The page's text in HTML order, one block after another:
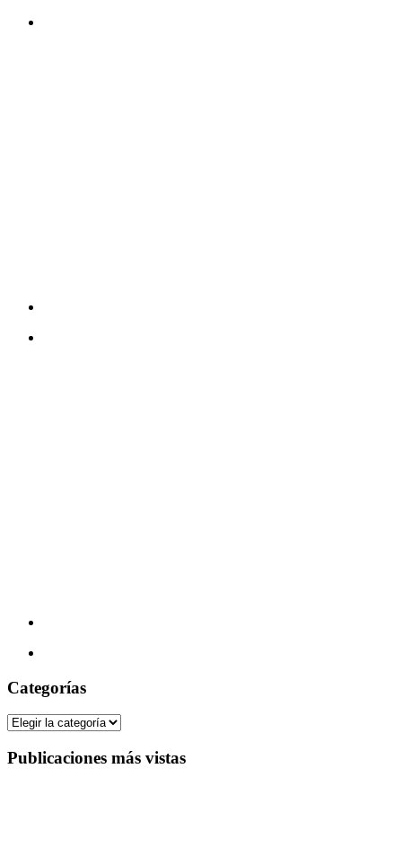
Categorías
Categorías
Publicaciones más vistas